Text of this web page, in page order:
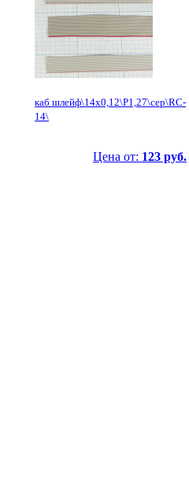
каб шлейф\14x0,12\P1,27\сер\RC-
14\
Цена от: 123 руб.